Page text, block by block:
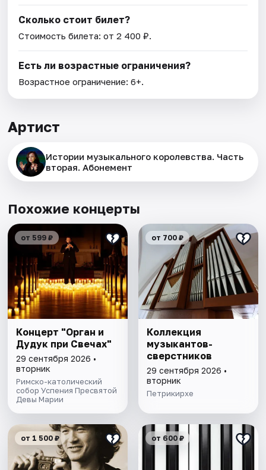
Сколько стоит билет?
Стоимость билета: от 2 400 ₽.
Есть ли возрастные ограничения?
Возрастное ограничение: 6+.
Артист
Истории музыкального королевства. Часть
вторая. Абонемент
Похожие концерты
от 599 ₽
Концерт "Орган и
Дудук при Свечах"
29 сентября 2026 •
вторник
Римско-католический
собор Успения Пресвятой
Девы Марии
от 700 ₽
Коллекция
музыкантов-
сверстников
29 сентября 2026 •
вторник
Петрикирхе
от 1 500 ₽ от 600 ₽